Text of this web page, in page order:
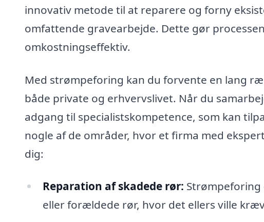
innovativ metode til at reparere og forny
omfattende gravearbejde. Dette gør
omkostningseffektiv.
Med strømpeforing kan du forvente en lang
både private og erhvervslivet. Når du
adgang til specialistskompetence, som kan
nogle af de områder, hvor et firma med
dig:
Reparation af skadede rør:
eller forældede rør, hvor det ellers ville